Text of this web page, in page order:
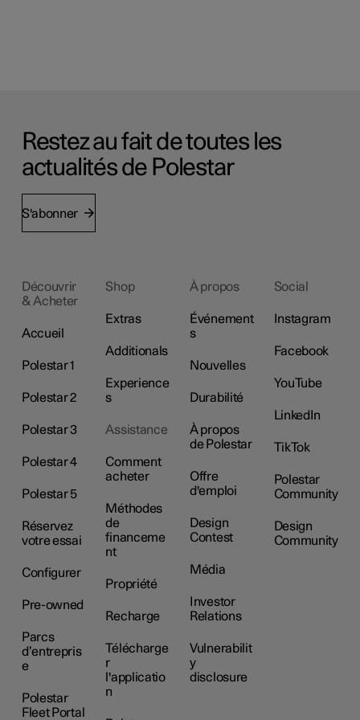
Restez au fait de toutes les
actualités de Polestar
S'abonner
Découvrir
& Acheter
Accueil
Polestar 1
Polestar 2
Polestar 3
Polestar 4
Polestar 5
Réservez
votre essai
Configurer
Pre-owned
Parcs
d’entrepris
e
Polestar
Fleet Portal
Shop
Extras
Additionals
Experience
s
Assistance
Comment
acheter
Méthodes
de
financeme
nt
Propriété
Recharge
Télécharge
r
l'applicatio
n
À propos
Événement
s
Nouvelles
Durabilité
À propos
de Polestar
Offre
d'emploi
Design
Contest
Média
Investor
Relations
Vulnerabilit
y
disclosure
Social
Instagram
Facebook
YouTube
LinkedIn
TikTok
Polestar
Community
Design
Community